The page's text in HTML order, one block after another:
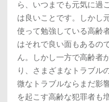
ら、いつまでも元気に過
は良いことです。
しかし
使って勉強している高齢
はそれで良い面もあるの
ん。
しかし一方で高齢者
り、さまざまなトラブル
微なトラブルならまだ影
を起こす高齢な犯罪者も